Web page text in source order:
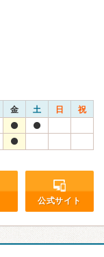
金 土 日 祝
公式サイト